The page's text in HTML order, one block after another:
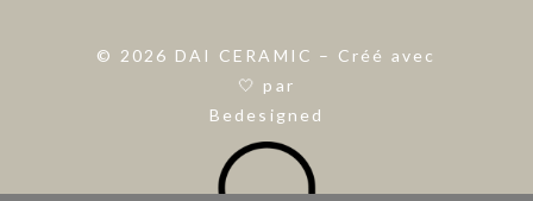
© 2026 DAI CERAMIC – Créé avec
🤍 par
Bedesigned